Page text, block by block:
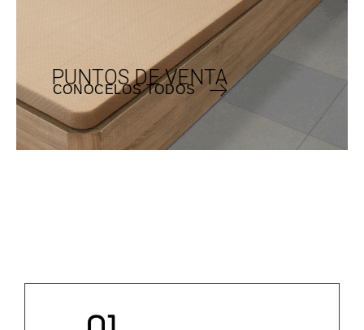
CANAPÉS Y CABECEROS
PUNTOS DE VENTA
CONÓCELOS TODOS